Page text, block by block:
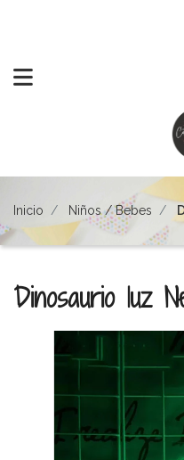
Inicio Niños / Bebes
Dinosaurio luz